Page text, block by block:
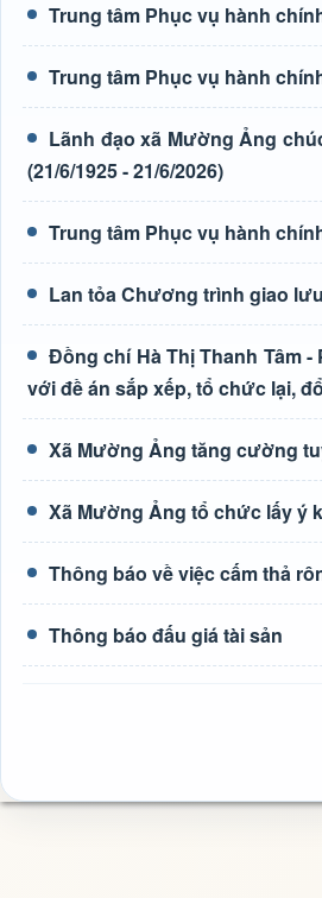
Trung tâm Phục vụ hành
Trung tâm Phục vụ hành
Lãnh đạo xã Mường Ảng
(21/6/1925 - 21/6/2026)
Trung tâm Phục vụ hành
Lan tỏa Chương trình giao
Đồng chí Hà Thị Thanh Tâm
với đề án sắp xếp, tổ chức lại,
Xã Mường Ảng tăng cường
Xã Mường Ảng tổ chức lấy ý
Thông báo về việc cấm thả
Thông báo đấu giá tài sản